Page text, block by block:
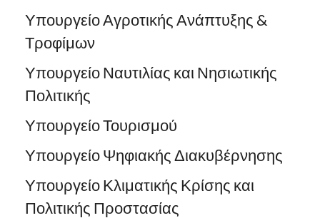
Υπουργείο Αγροτικής Ανάπτυξης &
Τροφίμων
Υπουργείο Ναυτιλίας και Νησιωτικής
Πολιτικής
Υπουργείο Τουρισμού
Υπουργείο Ψηφιακής Διακυβέρνησης
Υπουργείο Κλιματικής Κρίσης και
Πολιτικής Προστασίας